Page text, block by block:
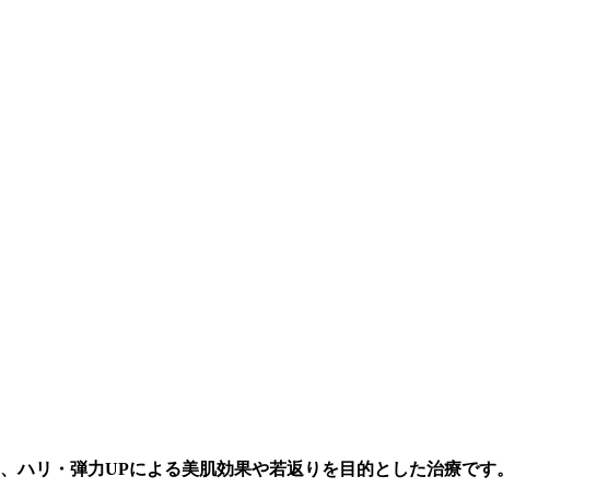
ハリ・弾力UPによる美肌効果や若返りを目的とした治療です。